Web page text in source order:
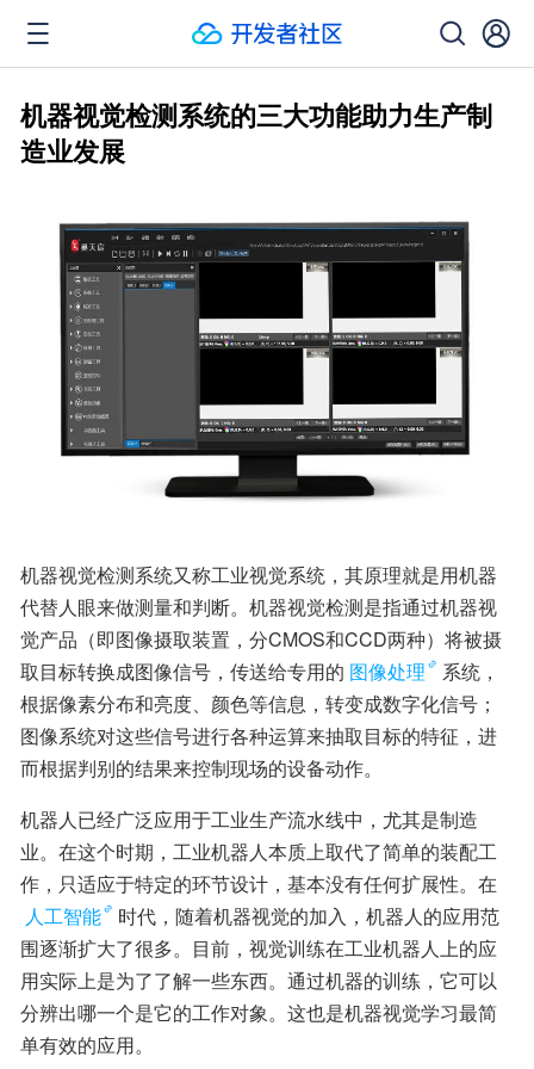
机器视觉检测系统的三大功能助力生产制
造业发展
机器视觉检测系统又称工业视觉系统，其原理就是用机器
代替人眼来做测量和判断。机器视觉检测是指通过机器视
觉产品（即图像摄取装置，分CMOS和CCD两种）将被摄
取目标转换成图像信号，传送给专用的 图像处理
系统，
根据像素分布和亮度、颜色等信息，转变成数字化信号；
图像系统对这些信号进行各种运算来抽取目标的特征，进
而根据判别的结果来控制现场的设备动作。
机器人已经广泛应用于工业生产流水线中，尤其是制造
业。在这个时期，工业机器人本质上取代了简单的装配工
作，只适应于特定的环节设计，基本没有任何扩展性。在
人工智能
时代，随着机器视觉的加入，机器人的应用范
围逐渐扩大了很多。目前，视觉训练在工业机器人上的应
用实际上是为了了解一些东西。通过机器的训练，它可以
分辨出哪一个是它的工作对象。这也是机器视觉学习最简
单有效的应用。